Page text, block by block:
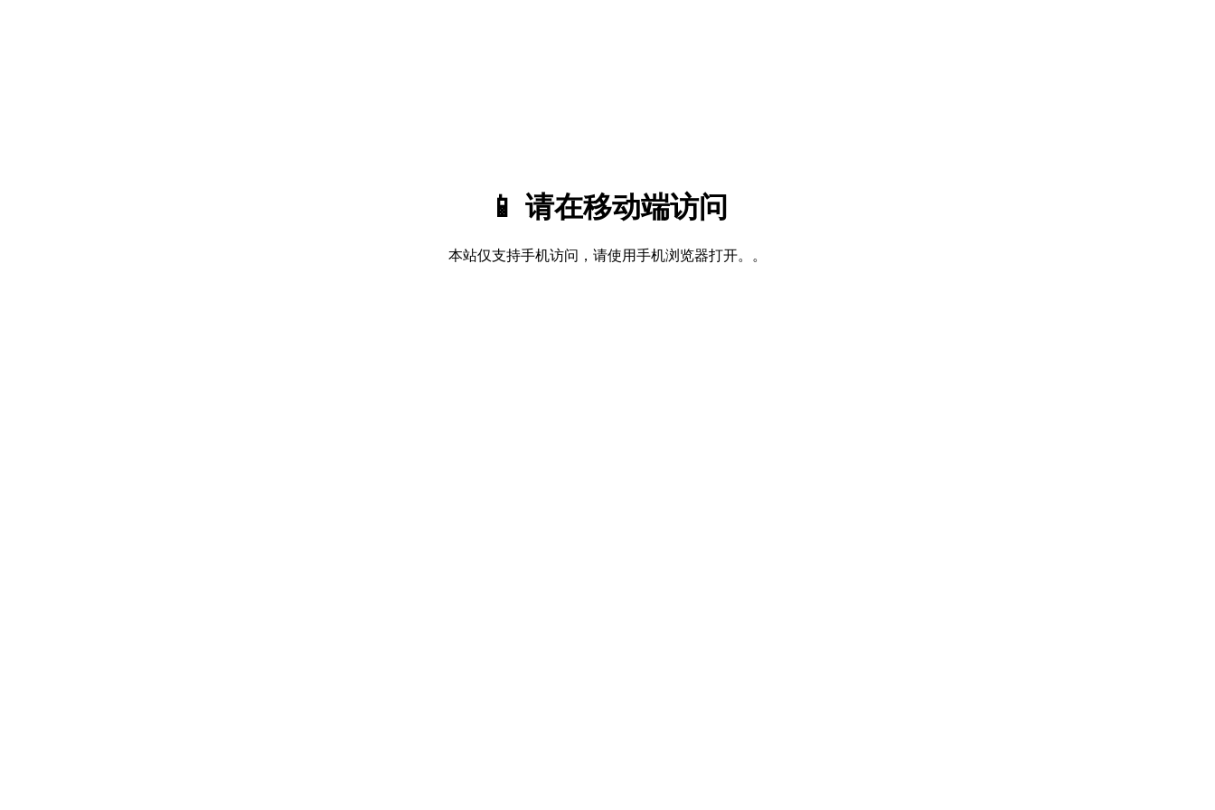
📱 请在移动端访问
本站仅支持手机访问，请使用手机浏览器打开。。